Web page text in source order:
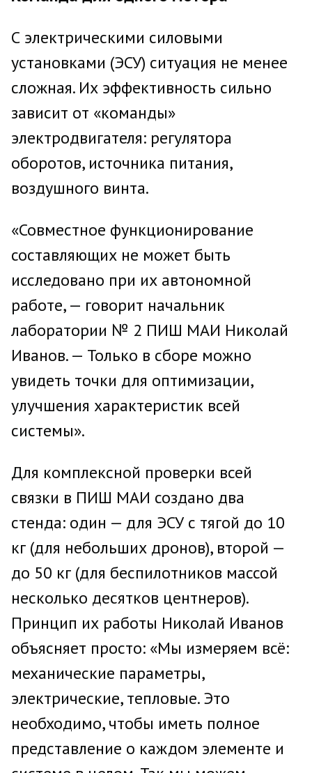
С электрическими силовыми
установками (ЭСУ) ситуация не менее
сложная. Их эффективность сильно
зависит от «команды»
электродвигателя: регулятора
оборотов, источника питания,
воздушного винта.
«Совместное функционирование
составляющих не может быть
исследовано при их автономной
работе, — говорит начальник
лаборатории № 2 ПИШ МАИ Николай
Иванов. — Только в сборе можно
увидеть точки для оптимизации,
улучшения характеристик всей
системы».
Для комплексной проверки всей
связки в ПИШ МАИ создано два
стенда: один — для ЭСУ с тягой до 10
кг (для небольших дронов), второй —
до 50 кг (для беспилотников массой
несколько десятков центнеров).
Принцип их работы Николай Иванов
объясняет просто: «Мы измеряем всё:
механические параметры,
электрические, тепловые. Это
необходимо, чтобы иметь полное
представление о каждом элементе и